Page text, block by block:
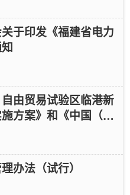
于印发《福建省电力
由贸易试验区临港新
方案》和《中国（上
办法（试行）